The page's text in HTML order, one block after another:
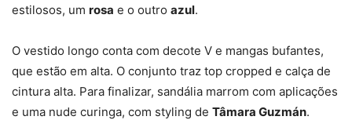
estilosos, um rosa e o outro azul.
O vestido longo conta com decote V e mangas bufantes,
que estão em alta. O conjunto traz top cropped e calça de
cintura alta. Para finalizar, sandália marrom com aplicações
e uma nude curinga, com styling de Tâmara Guzmán.